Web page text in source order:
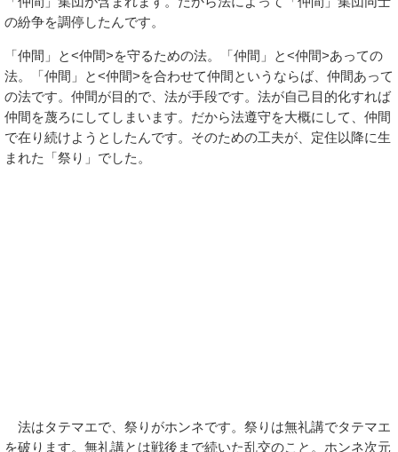
の紛争を調停したんです。
「仲間」と<仲間>を守るための法。「仲間」と<仲間>あっての
法。「仲間」と<仲間>を合わせて仲間というならば、仲間あって
の法です。仲間が目的で、法が手段です。法が自己目的化すれば
仲間を蔑ろにしてしまいます。だから法遵守を大概にして、仲間
で在り続けようとしたんです。そのための工夫が、定住以降に生
まれた「祭り」でした。
法はタテマエで、祭りがホンネです。祭りは無礼講でタテマエ
を破ります。無礼講とは戦後まで続いた乱交のこと。ホンネ次元